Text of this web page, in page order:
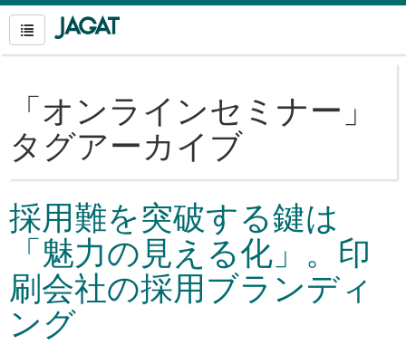
「オンラインセミナー 」
タグアーカイブ
採用難を突破する鍵は
「魅力の見える化」。印
刷会社の採用ブランディ
ング